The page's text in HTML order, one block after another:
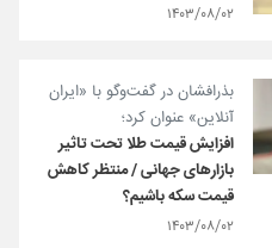
۱۴۰۳/۰۸/۰۲
بذرافشان در گفت‌وگو با «ایران
آنلاین» عنوان کرد؛
افزایش قیمت طلا تحت تاثیر
بازارهای جهانی / منتظر کاهش
قیمت سکه باشیم؟
۱۴۰۳/۰۸/۰۲